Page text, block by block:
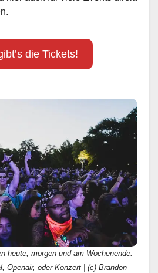
die Tickets!
heute, morgen und am Wochenende:
Openair, oder Konzert | (c) Brandon